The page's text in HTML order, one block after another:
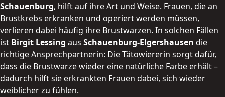
Schauenburg, hilft auf ihre Art und Weise. Frauen, die an
Brustkrebs erkranken und operiert werden müssen,
verlieren dabei häufig ihre Brustwarzen. In solchen Fällen
ist Birgit Lessing aus Schauenburg-Elgershausen die
richtige Ansprechpartnerin: Die Tätowiererin sorgt dafür,
dass die Brustwarze wieder eine natürliche Farbe erhält –
dadurch hilft sie erkrankten Frauen dabei, sich wieder
weiblicher zu fühlen.